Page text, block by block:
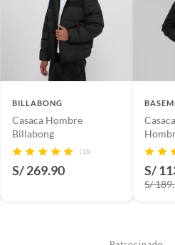
BILLABONG
Casaca Hombre
Billabong
(16)
S/ 269.90 S/
S/